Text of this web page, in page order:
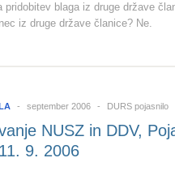
pridobitev blaga iz druge države
iz druge države članice? Ne.
september 2006 DURS pojasnilo
NUSZ in DDV,
9. 2006